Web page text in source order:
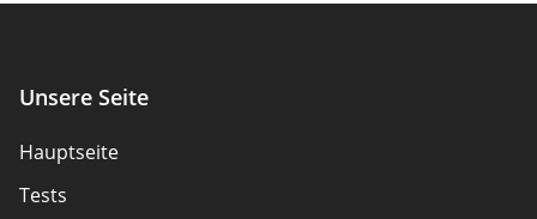
Unsere Seite
Hauptseite
Tests